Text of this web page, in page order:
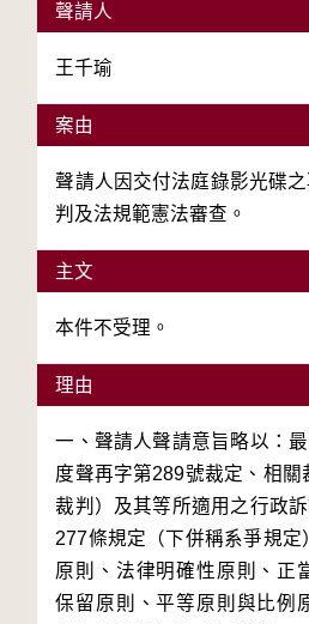
聲請人
王千瑜
案由
聲請人因交付法庭錄影光碟
判及法規範憲法審查。
主文
本件不受理。
理由
一、聲請人聲請意旨略以：
度聲再字第289號裁定、相關
裁判）及其等所適用之行政
277條規定（下併稱系爭規定
原則、法律明確性原則、正
保留原則、平等原則與比例